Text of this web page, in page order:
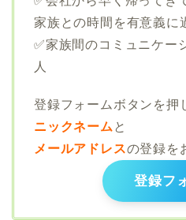
家族との時間を有意義に
✅家族間のコミュニケー
人
登録フォームボタンを押
ニックネームと
メールアドレスの登録を
登録フ